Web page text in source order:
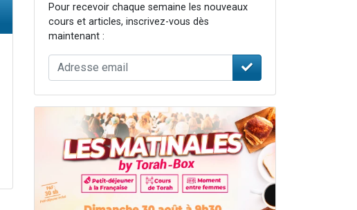
Pour recevoir chaque semaine les nouveaux
cours et articles, inscrivez-vous dès
maintenant :